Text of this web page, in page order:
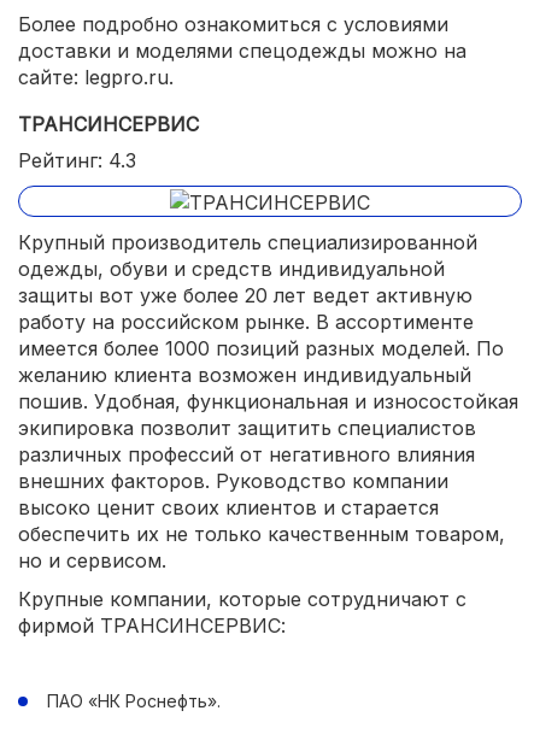
Более подробно ознакомиться с условиями
доставки и моделями спецодежды можно на
сайте: legpro.ru.
ТРАНСИНСЕРВИС
Рейтинг: 4.3
Крупный производитель специализированной
одежды, обуви и средств индивидуальной
защиты вот уже более 20 лет ведет активную
работу на российском рынке. В ассортименте
имеется более 1000 позиций разных моделей. По
желанию клиента возможен индивидуальный
пошив. Удобная, функциональная и износостойкая
экипировка позволит защитить специалистов
различных профессий от негативного влияния
внешних факторов. Руководство компании
высоко ценит своих клиентов и старается
обеспечить их не только качественным товаром,
но и сервисом.
Крупные компании, которые сотрудничают с
фирмой ТРАНСИНСЕРВИС:
ПАО «НК Роснефть».